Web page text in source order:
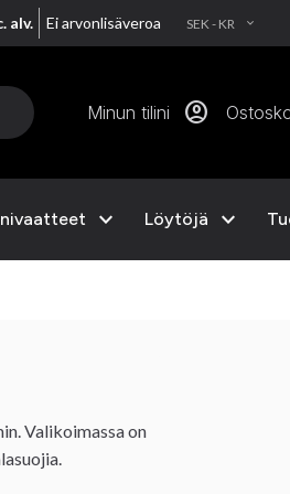
alv. Ei arvonlisäveroa SEK - KR EXPAND_MORE
Minun tilini account_circle
expand_more Löytöjä expand_more
Valikoimassa on